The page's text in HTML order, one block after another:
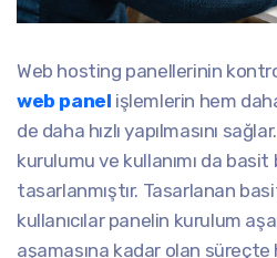
Web hosting panellerinin
web panel işlemlerin hem
de daha hızlı yapılmasını
kurulumu ve kullanımı da
tasarlanmıştır. Tasarlanan
kullanıcılar panelin kurulum
aşamasına kadar olan